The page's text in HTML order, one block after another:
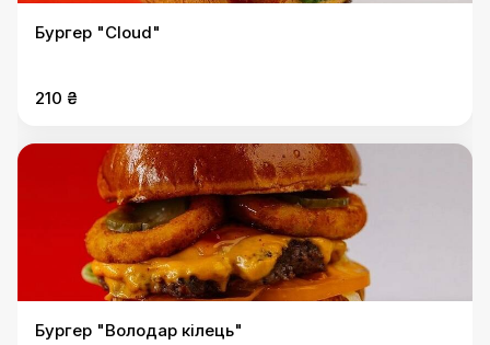
Бургер "Cloud"
210 ₴
Бургер "Володар кілець"